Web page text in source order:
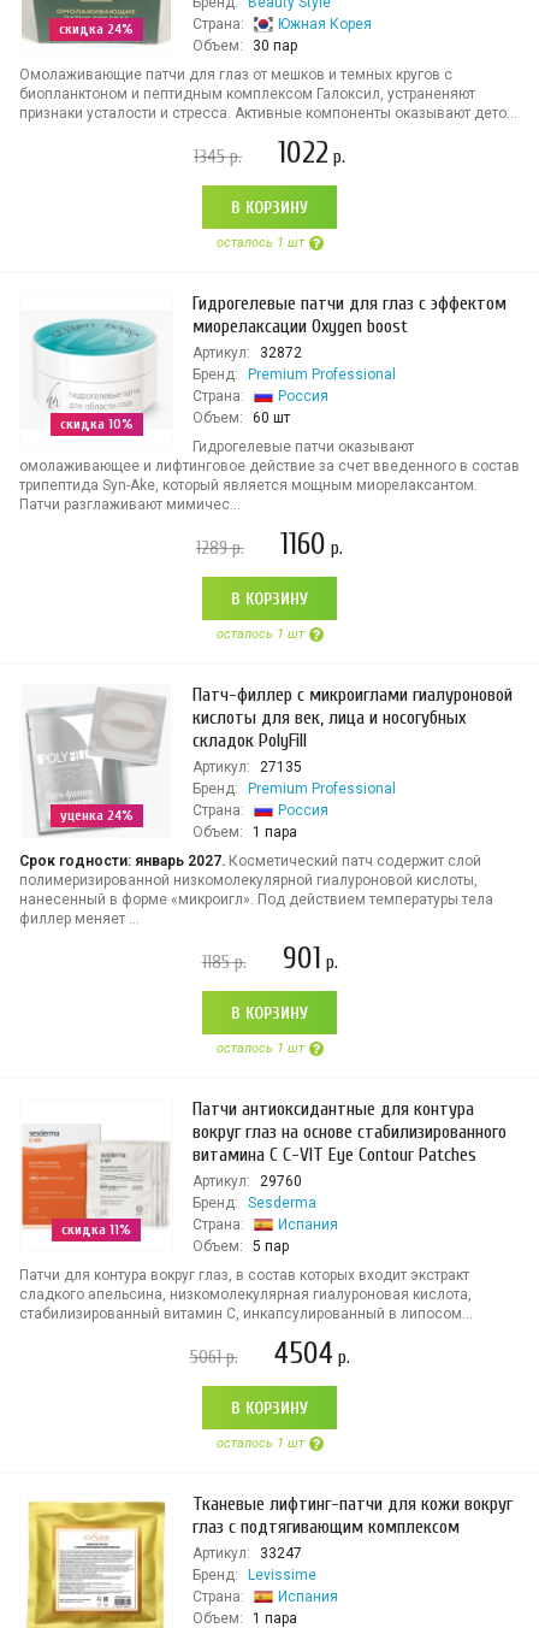
скидка 24%
Страна:
Южная Корея
Объем:
30 пар
Омолаживающие патчи для глаз от мешков и темных кругов с
биопланктоном и пептидным комплексом Галоксил, устраненяют
признаки усталости и стресса. Активные компоненты оказывают дето...
1345р. 1022 р.
В КОРЗИНУ
осталось 1 шт
скидка 10%
Гидрогелевые патчи для глаз с эффектом
миорелаксации Oxygen boost
Артикул:
32872
Бренд:
Premium Professional
Страна:
Россия
Объем:
60 шт
Гидрогелевые патчи оказывают
омолаживающее и лифтинговое действие за счет введенного в состав
трипептида Syn-Ake, который является мощным миорелаксантом.
Патчи разглаживают мимичес...
1289р. 1160 р.
В КОРЗИНУ
осталось 1 шт
уценка 24%
Патч-филлер с микроиглами гиалуроновой
кислоты для век, лица и носогубных
складок PolyFill
Артикул:
27135
Бренд:
Premium Professional
Страна:
Россия
Объем:
1 пара
Срок годности: январь 2027. Косметический патч содержит слой
полимеризированной низкомолекулярной гиалуроновой кислоты,
нанесенный в форме «микроигл». Под действием температуры тела
филлер меняет ...
1185р. 901 р.
В КОРЗИНУ
осталось 1 шт
скидка 11%
Патчи антиоксидантные для контура
вокруг глаз на основе стабилизированного
витамина С C-VIT Eye Contour Patches
Артикул:
29760
Бренд:
Sesderma
Страна:
Испания
Объем:
5 пар
Патчи для контура вокруг глаз, в состав которых входит экстракт
сладкого апельсина, низкомолекулярная гиалуроновая кислота,
стабилизированный витамин С, инкапсулированный в липосом...
5061р. 4504 р.
В КОРЗИНУ
осталось 1 шт
Тканевые лифтинг-патчи для кожи вокруг
глаз с подтягивающим комплексом
Артикул:
33247
Бренд:
Levissime
Страна:
Испания
Объем:
1 пара